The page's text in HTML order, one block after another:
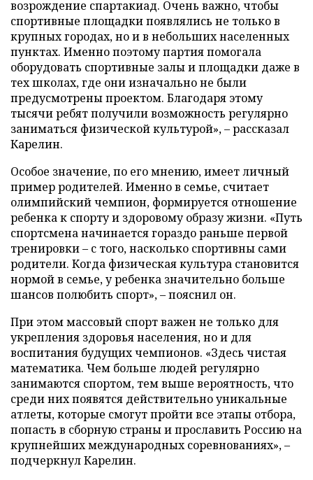
возрождение спартакиад. Очень важно, чтобы
спортивные площадки появлялись не только в
крупных городах, но и в небольших населенных
пунктах. Именно поэтому партия помогала
оборудовать спортивные залы и площадки даже в
тех школах, где они изначально не были
предусмотрены проектом. Благодаря этому
тысячи ребят получили возможность регулярно
заниматься физической культурой», – рассказал
Карелин.
Особое значение, по его мнению, имеет личный
пример родителей. Именно в семье, считает
олимпийский чемпион, формируется отношение
ребенка к спорту и здоровому образу жизни. «Путь
спортсмена начинается гораздо раньше первой
тренировки – с того, насколько спортивны сами
родители. Когда физическая культура становится
нормой в семье, у ребенка значительно больше
шансов полюбить спорт», – пояснил он.
При этом массовый спорт важен не только для
укрепления здоровья населения, но и для
воспитания будущих чемпионов. «Здесь чистая
математика. Чем больше людей регулярно
занимаются спортом, тем выше вероятность, что
среди них появятся действительно уникальные
атлеты, которые смогут пройти все этапы отбора,
попасть в сборную страны и прославить Россию на
крупнейших международных соревнованиях», –
подчеркнул Карелин.